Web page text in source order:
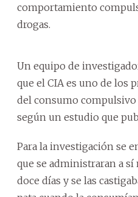
comportamiento
drogas.
Un equipo de
que el CIA es uno de los
del consumo compulsivo
según un estudio que
Para la investigación se
que se administraran a
doce días y se las